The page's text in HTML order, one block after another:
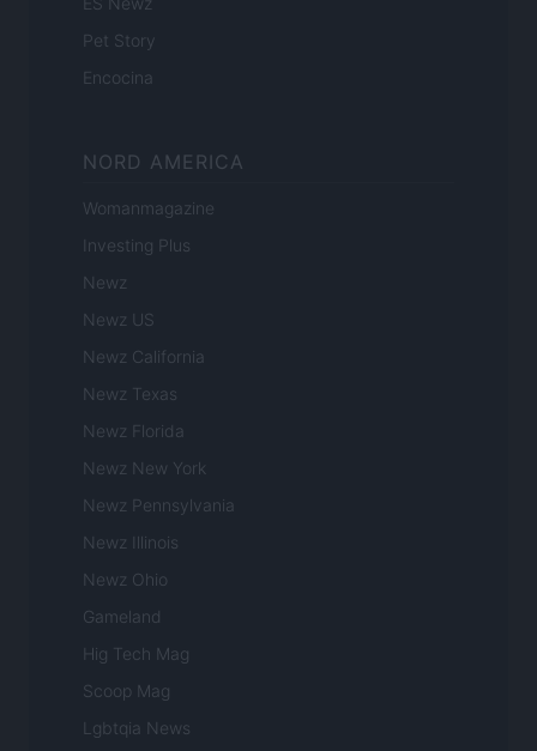
Pet Story
Encocina
NORD AMERICA
Womanmagazine
Investing Plus
Newz
Newz US
Newz California
Newz Texas
Newz Florida
Newz New York
Newz Pennsylvania
Newz Illinois
Newz Ohio
Gameland
Hig Tech Mag
Scoop Mag
Lgbtqia News